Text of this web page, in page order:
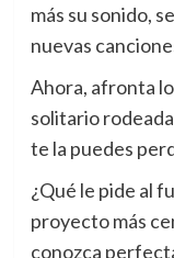
más su sonido,
nuevas
Ahora, afronta
solitario
te la puedes
¿Qué le pide al
proyecto más
conozca